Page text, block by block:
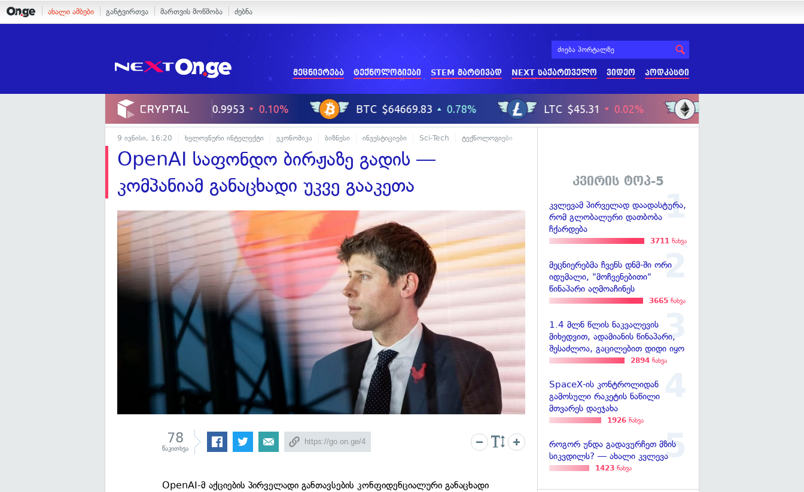
ახალი ამბები განტვირთვა მართვის მოწმობა ძებნა
მეცნიერება ტექნოლოგიები STEM მარტივად NEXT საქართველო ვიდეო პოდკასტი
9 ივნისი, 16:20 ხელოვნური ინტელექტი ეკონომიკა ბიზნესი ინვესტიციები Sci-Tech ტექნოლოგიები
OpenAI საფონდო ბირჟაზე გადის —
კომპანიამ განაცხადი უკვე გააკეთა
78
წაკითხვა
OpenAI-მ აქციების პირველადი განთავსების კონფიდენციალური განაცხადი
კვირის ტოპ-5
კვლევამ პირველად დაადასტურა,
რომ გლობალური დათბობა
ჩქარდება
3711 ნახვა
მეცნიერებმა ჩვენს დნმ-ში ორი
იდუმალი, "მოჩვენებითი"
წინაპარი აღმოაჩინეს
3665 ნახვა
1.4 მლნ წლის ნაკვალევის
მიხედვით, ადამიანის წინაპარი,
შესაძლოა, გაცილებით დიდი იყო
2894 ნახვა
SpaceX-ის კონტროლიდან
გამოსული რაკეტის ნაწილი
მთვარეს დაეჯახა
1926 ნახვა
როგორ უნდა გადავურჩეთ მზის
სიკვდილს? — ახალი კვლევა
1423 ნახვა